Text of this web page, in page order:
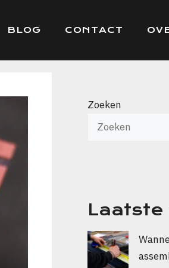
BLOG CONTACT
Zoeken
Laatste